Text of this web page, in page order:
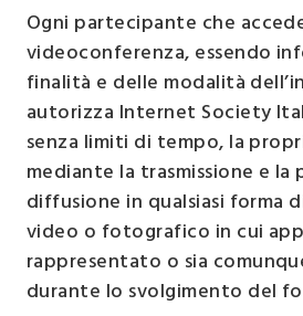
Ogni partecipante che
videoconferenza, essendo
finalità e delle modalità
autorizza Internet Society
senza limiti di tempo, la
mediante la trasmissione e
diffusione in qualsiasi forma
video o fotografico in cui
rappresentato o sia
durante lo svolgimento del